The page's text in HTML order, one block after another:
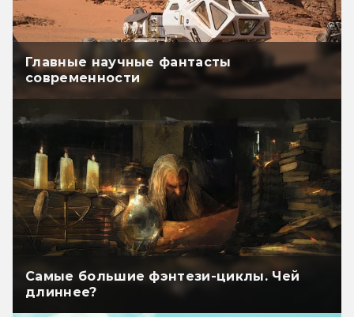
Главные научные фантасты
современности
Самые большие фэнтези-циклы. Чей
длиннее?